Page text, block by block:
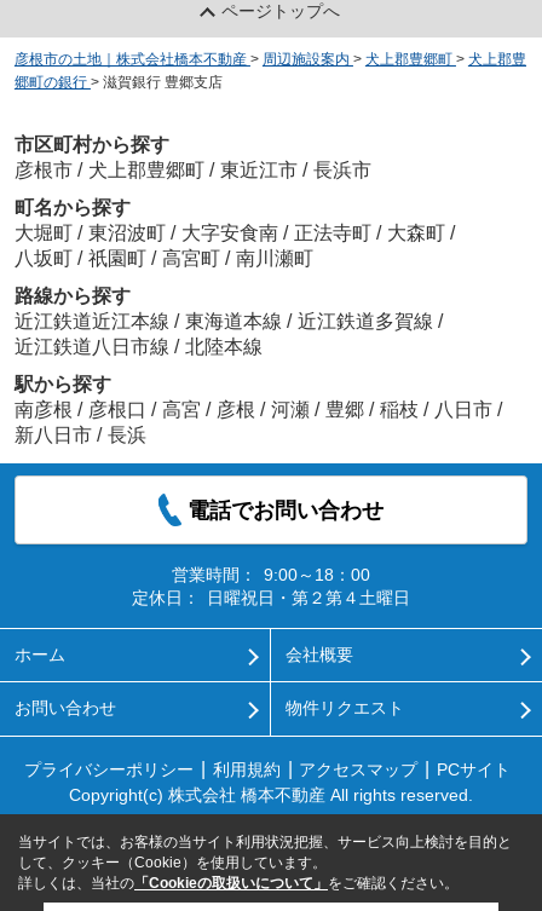
ページトップへ
彦根市の土地｜株式会社橋本不動産 > 周辺施設案内 > 犬上郡豊郷町 > 犬上郡豊
郷町の銀行 > 滋賀銀行 豊郷支店
市区町村から探す
彦根市 / 犬上郡豊郷町 / 東近江市 / 長浜市
町名から探す
大堀町 / 東沼波町 / 大字安食南 / 正法寺町 / 大森町 /
八坂町 / 祇園町 / 高宮町 / 南川瀬町
路線から探す
近江鉄道近江本線 / 東海道本線 / 近江鉄道多賀線 /
近江鉄道八日市線 / 北陸本線
駅から探す
南彦根 / 彦根口 / 高宮 / 彦根 / 河瀬 / 豊郷 / 稲枝 / 八日市 /
新八日市 / 長浜
電話でお問い合わせ
営業時間：
9:00～18：00
定休日：
日曜祝日・第２第４土曜日
ホーム 会社概要
お問い合わせ 物件リクエスト
プライバシーポリシー 利用規約 アクセスマップ
PCサイト
Copyright(c) 株式会社 橋本不動産 All rights reserved.
当サイトでは、お客様の当サイト利用状況把握、サービス向上検討を目的と
して、クッキー（Cookie）を使用しています。
詳しくは、当社の 「Cookieの取扱いについて」 をご確認ください。